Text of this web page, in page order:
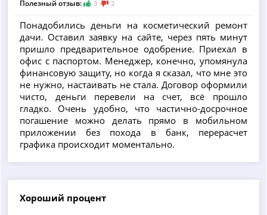
Полезный отзыв: 3 2
Понадобились деньги на косметический ремонт
дачи. Оставил заявку на сайте, через пять минут
пришло предварительное одобрение. Приехал в
офис с паспортом. Менеджер, конечно, упомянула
финансовую защиту, но когда я сказал, что мне это
не нужно, настаивать не стала. Договор оформили
чисто, деньги перевели на счет, всё прошло
гладко. Очень удобно, что частично-досрочное
погашение можно делать прямо в мобильном
приложении без похода в банк, перерасчет
графика происходит моментально.
Хороший процент